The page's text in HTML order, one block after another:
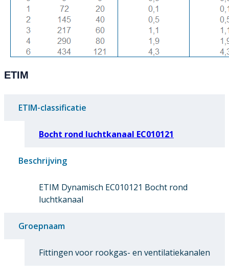
ETIM
ETIM-classificatie
Bocht rond luchtkanaal EC010121
Beschrijving
ETIM Dynamisch EC010121 Bocht rond
luchtkanaal
Groepnaam
Fittingen voor rookgas- en ventilatiekanalen